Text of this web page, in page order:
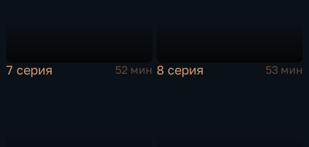
7 серия 52 мин 8 серия 53 мин